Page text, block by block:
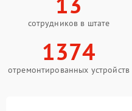
сотрудников в штате
1374
отремонтированных устройств